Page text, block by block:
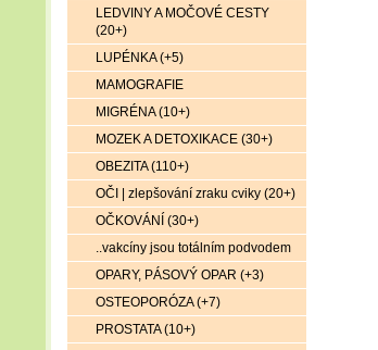
LEDVINY A MOČOVÉ CESTY
(20+)
LUPÉNKA (+5)
MAMOGRAFIE
MIGRÉNA (10+)
MOZEK A DETOXIKACE (30+)
OBEZITA (110+)
OČI | zlepšování zraku cviky (20+)
OČKOVÁNÍ (30+)
..vakcíny jsou totálním podvodem
OPARY, PÁSOVÝ OPAR (+3)
OSTEOPORÓZA (+7)
PROSTATA (10+)